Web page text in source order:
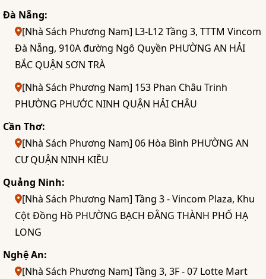
Đà Nẵng:
[Nhà Sách Phương Nam] L3-L12 Tầng 3, TTTM Vincom
Đà Nẵng, 910A đường Ngô Quyền PHƯỜNG AN HẢI
BẮC QUẬN SƠN TRÀ
[Nhà Sách Phương Nam] 153 Phan Châu Trinh
PHƯỜNG PHƯỚC NINH QUẬN HẢI CHÂU
Cần Thơ:
[Nhà Sách Phương Nam] 06 Hòa Bình PHƯỜNG AN
CƯ QUẬN NINH KIỀU
Quảng Ninh:
[Nhà Sách Phương Nam] Tầng 3 - Vincom Plaza, Khu
Cột Đồng Hồ PHƯỜNG BẠCH ĐẰNG THÀNH PHỐ HẠ
LONG
Nghệ An:
[Nhà Sách Phương Nam] Tầng 3, 3F - 07 Lotte Mart